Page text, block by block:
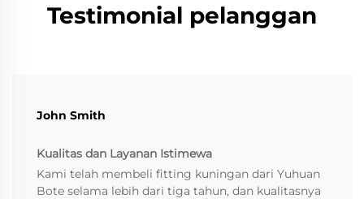
Testimonial pelanggan
John Smith
Kualitas dan Layanan Istimewa
Kami telah membeli fitting kuningan dari Yuhuan
Bote selama lebih dari tiga tahun, dan kualitasnya